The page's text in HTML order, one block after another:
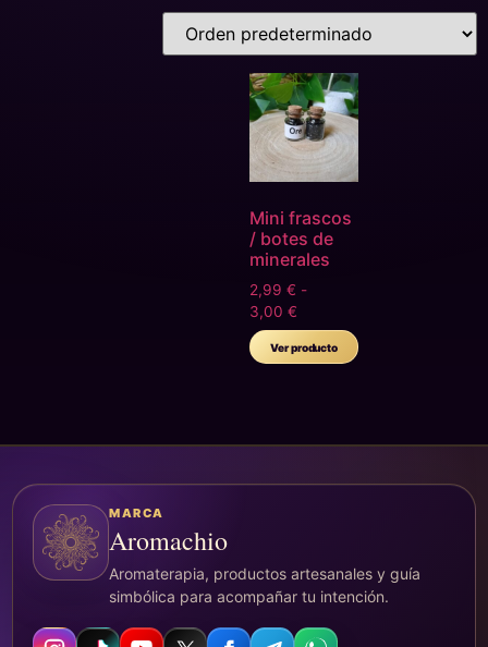
Mini frascos
/ botes de
minerales
2,99 € -
3,00 €
Ver producto
MARCA
Aromachio
Aromaterapia, productos artesanales y guía
simbólica para acompañar tu intención.